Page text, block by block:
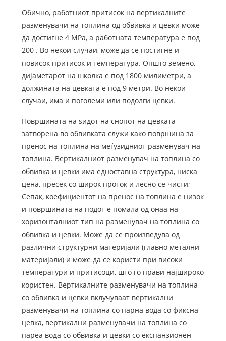
Обично, работниот притисок на вертикалните
разменувачи на топлина од обвивка и цевки може
да достигне 4 MPa, а работната температура е под
200 . Во некои случаи, може да се постигне и
повисок притисок и температура. Општо земено,
дијаметарот на школка е под 1800 милиметри, а
должината на цевката е под 9 метри. Во некои
случаи, има и поголеми или подолги цевки.
Површината на ѕидот на снопот на цевката
затворена во обвивката служи како површина за
пренос на топлина на меѓузидниот разменувач на
топлина. Вертикалниот разменувач на топлина со
обвивка и цевки има едноставна структура, ниска
цена, пресек со широк проток и лесно се чисти;
Сепак, коефициентот на пренос на топлина е низок
и површината на подот е помала од онаа на
хоризонталниот тип на разменувач на топлина со
обвивка и цевки. Може да се произведува од
различни структурни материјали (главно метални
материјали) и може да се користи при високи
температури и притисоци, што го прави најшироко
користен. Вертикалните разменувачи на топлина
со обвивка и цевки вклучуваат вертикални
разменувачи на топлина со парна вода со фиксна
цевка, вертикални разменувачи на топлина со
пареа вода со обвивка и цевки со експанзионен